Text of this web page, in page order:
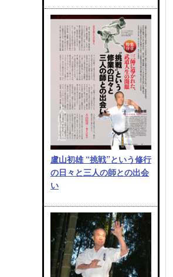
盧山初雄 “挑戦”という修行
の日々と三人の師との出会
い